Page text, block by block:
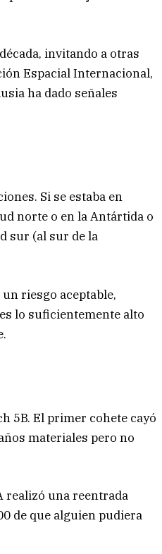
invitando a otras
Espacial Internacional,
ha dado señales
Si se estaba en
norte o en la Antártida o
sur (al sur de la
riesgo aceptable,
lo suficientemente alto
5B. El primer cohete cayó
materiales pero no
realizó una reentrada
de que alguien pudiera